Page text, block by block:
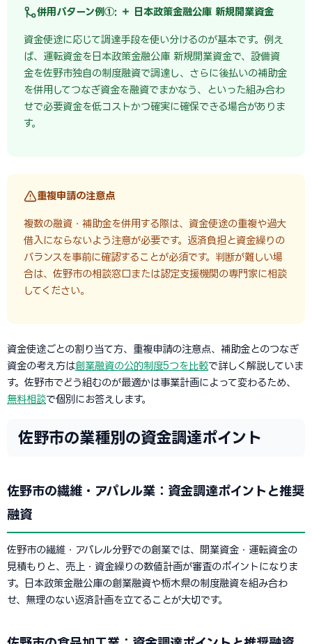
併用パターン例①: ＋ 日本政策金融公庫 新規開業資金
資金使途に応じて調達手段を使い分けるのが基本です。例え
ば、運転資金を日本政策金融公庫 新規開業資金で、設備資
金を佐野市独自の制度融資で調達し、さらに後払いの補助金
を併用してつなぎ資金を融資でまかなう、といった組み合わ
せで必要資金を低コストかつ確実に確保できる場合がありま
す。
重複申請の注意点
複数の融資・補助金を併用する際は、資金使途の重複や過大
借入にならないよう注意が必要です。返済負担と資金繰りの
バランスを事前に確認することが必須です。判断が難しい場
合は、佐野市の相談窓口または認定支援機関の専門家に相談
してください。
資金使途ごとの割り当て方、重複申請の注意点、補助金とのつなぎ
資金の考え方は創業融資の公的制度5つを比較で詳しく解説していま
す。佐野市でどう組むのが最適かは事業計画によって変わるため、
無料相談で個別にお答えします。
佐野市の業種別の資金調達ポイント
佐野市の繊維・アパレル業：資金調達ポイントと推奨
融資
佐野市の繊維・アパレル分野での創業では、開業資金・運転資金の
見積もりと、売上・資金繰りの数値計画が審査のポイントになりま
す。日本政策金融公庫の創業融資や栃木県の制度融資を組み合わ
せ、無理のない返済計画を立てることが大切です。